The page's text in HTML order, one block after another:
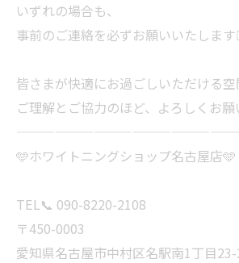
いずれの場合も、
事前のご連絡を必ずお願いいたします
皆さまが快適にお過ごしいただける空
ご理解とご協力のほど、よろしくお
🩵ホワイトニングショップ名古屋店🩵
TEL📞 090-8220-2108
〒450-0003
愛知県名古屋市中村区名駅南1丁目